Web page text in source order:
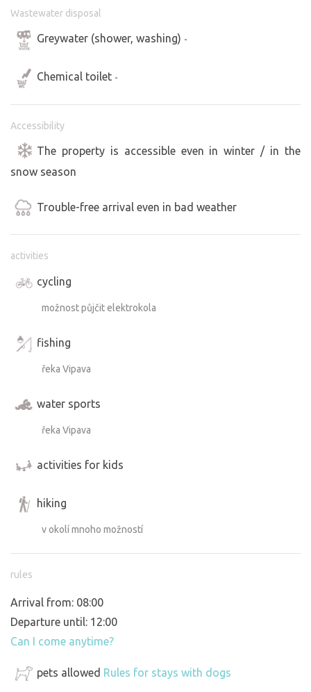
Wastewater disposal
Greywater (shower, washing) -
Chemical toilet -
Accessibility
The property is accessible even in winter / in the
snow season
Trouble-free arrival even in bad weather
activities
cycling
možnost půjčit elektrokola
fishing
řeka Vipava
water sports
řeka Vipava
activities for kids
hiking
v okolí mnoho možností
rules
Arrival from: 08:00
Departure until: 12:00
Can I come anytime?
pets allowed Rules for stays with dogs